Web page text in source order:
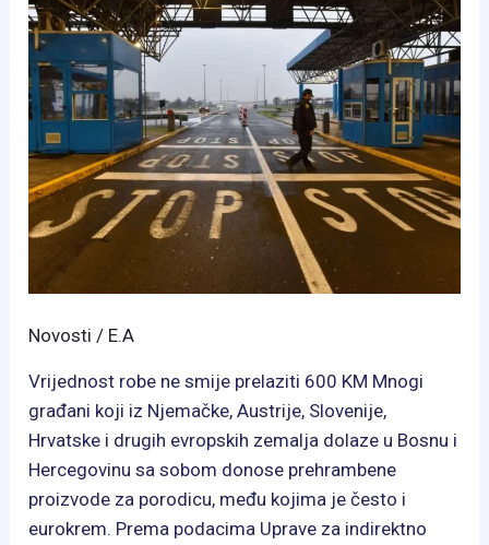
međunarodni
saobraćaj
Novosti / E.A
Vrijednost robe ne smije prelaziti 600 KM Mnogi
građani koji iz Njemačke, Austrije, Slovenije,
Hrvatske i drugih evropskih zemalja dolaze u Bosnu i
Hercegovinu sa sobom donose prehrambene
proizvode za porodicu, među kojima je često i
eurokrem. Prema podacima Uprave za indirektno